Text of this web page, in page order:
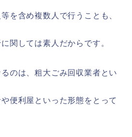
を含め複数人で行うことも、
関しては素人だからです。
のは、粗大ごみ回収業者とい
便利屋といった形態をとって